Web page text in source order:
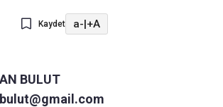
Kaydet a-|+A
BULUT